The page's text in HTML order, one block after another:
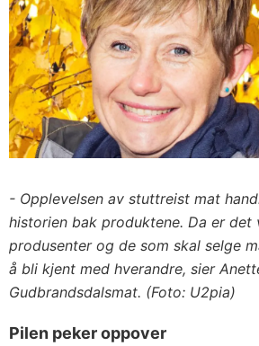
- Opplevelsen av stuttreist mat
historien bak produktene. Da er det
produsenter og de som skal selge
å bli kjent med hverandre, sier
Gudbrandsdalsmat. (Foto: U2pia)
Pilen peker oppover